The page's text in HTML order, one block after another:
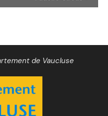
de Vaucluse